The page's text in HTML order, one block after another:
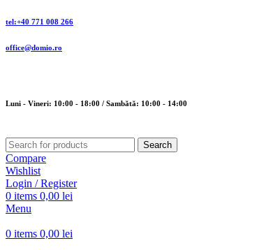
tel:+40 771 008 266
office@domio.ro
Luni - Vineri: 10:00 - 18:00 / Sambătă: 10:00 - 14:00
Search
Compare
Wishlist
Login / Register
0 items 0,00 lei
Menu
0 items 0,00 lei